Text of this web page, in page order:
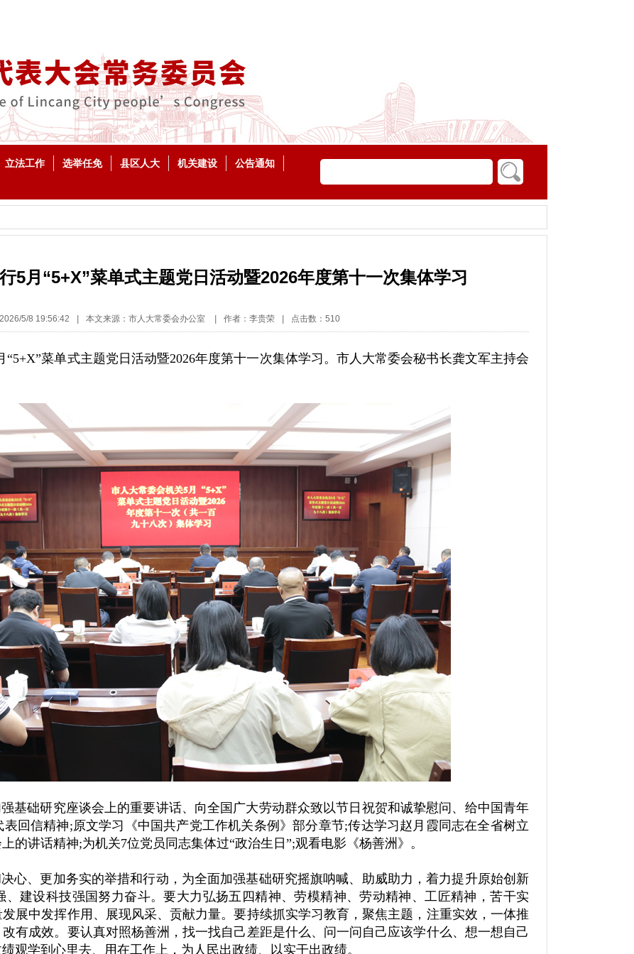
立法工作 选举任免 县区人大 机关建设
公告通知
5月“5+X”菜单式主题党日活动暨2026年度第十一次集体学习
5/8 19:56:42 本文来源：市人大常委会办公室 作者：李贵荣 点击数： 510
“5+X”菜单式主题党日活动暨2026年度第十一次集体学习。市人大常委会秘书长龚文军主持会
基础研究座谈会上的重要讲话、向全国广大劳动群众致以节日祝贺和诚挚慰问、给中国青年
回信精神;原文学习《中国共产党工作机关条例》部分章节;传达学习赵月霞同志在全省树立
的讲话精神;为机关7位党员同志集体过“政治生日”;观看电影《杨善洲》。
心、更加务实的举措和行动，为全面加强基础研究摇旗呐喊、助威助力，着力提升原始创新
建设科技强国努力奋斗。要大力弘扬五四精神、劳模精神、劳动精神、工匠精神，苦干实
展中发挥作用、展现风采、贡献力量。要持续抓实学习教育，聚焦主题，注重实效，一体推
有成效。要认真对照杨善洲，找一找自己差距是什么、问一问自己应该学什么、想一想自己
观学到心里去、用在工作上，为人民出政绩、以实干出政绩。